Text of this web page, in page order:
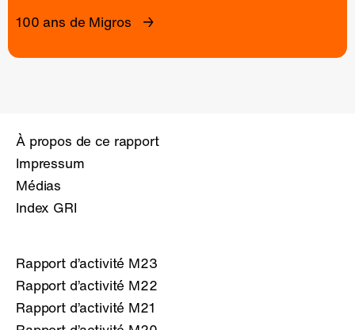
100 ans de Migros
À propos de ce rapport
Impressum
Médias
Index GRI
Rapport d’activité M23
Rapport d’activité M22
Rapport d’activité M21